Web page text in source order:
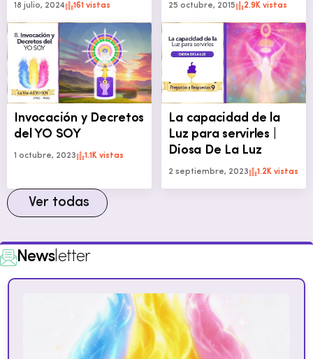
18 julio, 2024 161 vistas 25 octubre, 2015 2.9K vistas
Invocación y Decretos
del YO SOY
1 octubre, 2023 1.1K vistas
La capacidad de la
Luz para servirles |
Diosa De La Luz
2 septiembre, 2023 1.2K vistas
Ver todas
Newsletter